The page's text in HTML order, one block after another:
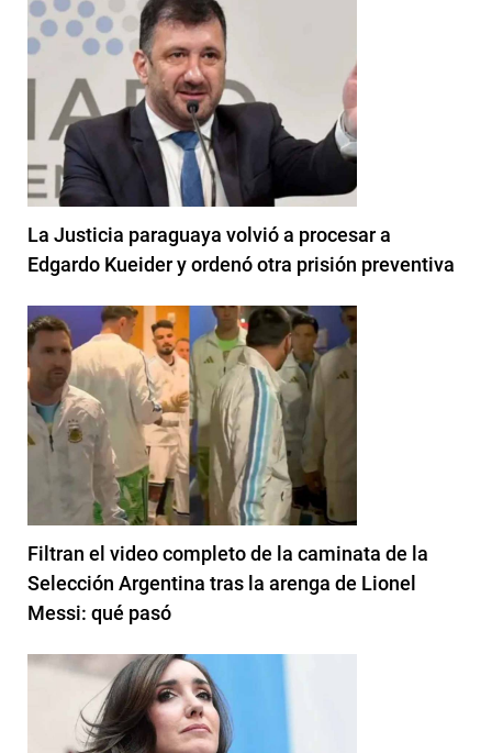
La Justicia paraguaya volvió a procesar a
Edgardo Kueider y ordenó otra prisión preventiva
Filtran el video completo de la caminata de la
Selección Argentina tras la arenga de Lionel
Messi: qué pasó